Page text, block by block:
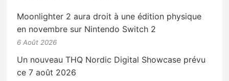
Moonlighter 2 aura droit à une édition physique
en novembre sur Nintendo Switch 2
6 Août 2026
Un nouveau THQ Nordic Digital Showcase prévu
ce 7 août 2026